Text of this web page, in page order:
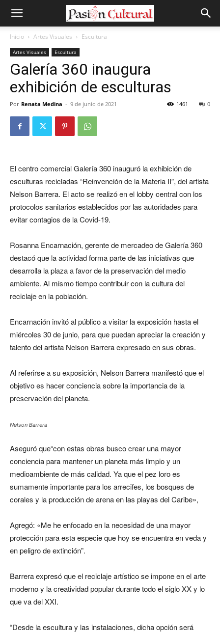
Inicio Artes Visuales Escultura
Artes Visuales Escultura
Galería 360 inaugura
exhibición de esculturas
Por Renata Medina - 9 de junio de 2021 0
1461
El centro comercial Galería 360 inauguró la exhibición de
esculturas recicladas “Reinvención de la Materia II”, del artista
Nelson Barrera. El acto se realizó en el lobby central con los
protocolos sanitarios establecidos por las autoridades para
evitar contagios de la Covid-19.
Rosanna Encarnación, gerente de mercadeo de Galería 360
destacó que la actividad forma parte de las iniciativas que
desarrolla la plaza a favor de la preservación del medio
ambiente. Al mismo tiempo contribuir con la cultura del
reciclaje en la población.
Encarnación invitó al público a visitar la exposición hasta el
miércoles 30 de junio, para que puedan apreciar la creación y
talento del artista Nelson Barrera expresado en sus obras.
Al referirse a su exposición, Nelson Barrera manifestó que el
objetivo es hacer conciencia sobre la importancia de la
preservación del planeta.
Nelson Barrera
Aseguró que“con estas obras busco crear una mayor
conciencia para mantener un planeta más limpio y un
medioambiente de más calidad. Ya que el pez loro es
sumamente importante para los arrecifes, los bosques de
corales y la producción de arena en las playas del Caribe»,
Agregó: «Me he enfocado en la necesidad de una mayor
protección para esta especie que hoy se encuentra en veda y
en peligro de extinción”.
Barrera expresó que el reciclaje artístico se impone en el arte
moderno y la creatividad popular durante todo el siglo XX y lo
que va del XXI.
“Desde la escultura y las instalaciones, dicha opción será